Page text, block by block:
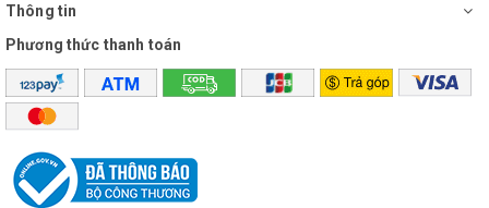
8 cấp độ lọc
Màng lọc Màng RO 100GDP Hàn
Số lượng vòi
Thông tin
Phương thức thanh toán